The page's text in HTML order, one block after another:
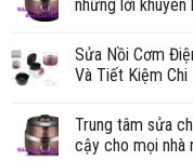
những lời khuyên
Sửa Nồi Cơm
Và Tiết Kiệm Chi
Trung tâm sửa
cậy cho mọi nhà